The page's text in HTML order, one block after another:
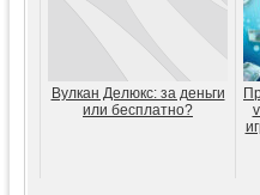
Вулкан Делюкс: за деньги
или бесплатно?